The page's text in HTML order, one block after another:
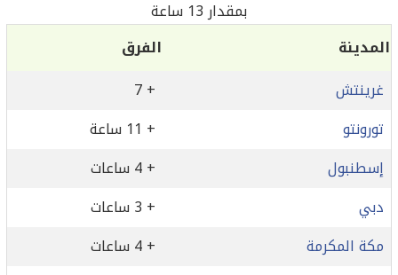
بمقدار 13 ساعة
المدينة
الفرق
غرينتش
+ 7
تورونتو
+ 11 ساعة
إسطنبول
+ 4 ساعات
دبي
+ 3 ساعات
مكة المكرمة
+ 4 ساعات